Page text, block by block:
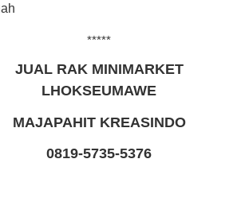
*****
JUAL RAK MINIMARKET
LHOKSEUMAWE
MAJAPAHIT KREASINDO
0819-5735-5376